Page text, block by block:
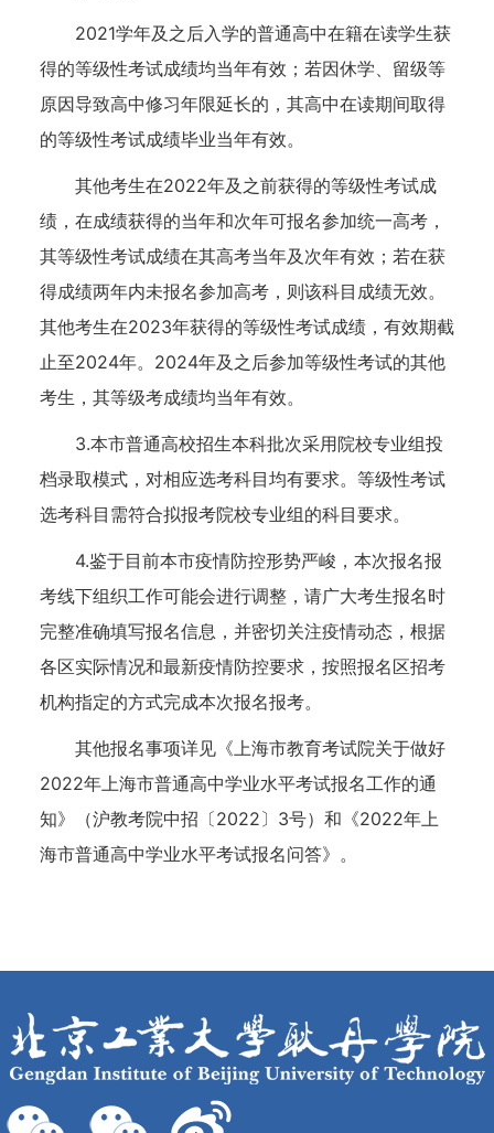
2021学年及之后入学的普通高中在籍在读学生获
得的等级性考试成绩均当年有效；若因休学、留级等
原因导致高中修习年限延长的，其高中在读期间取得
的等级性考试成绩毕业当年有效。
其他考生在2022年及之前获得的等级性考试成
绩，在成绩获得的当年和次年可报名参加统一高考，
其等级性考试成绩在其高考当年及次年有效；若在获
得成绩两年内未报名参加高考，则该科目成绩无效。
其他考生在2023年获得的等级性考试成绩，有效期截
止至2024年。2024年及之后参加等级性考试的其他
考生，其等级考成绩均当年有效。
3.本市普通高校招生本科批次采用院校专业组投
档录取模式，对相应选考科目均有要求。等级性考试
选考科目需符合拟报考院校专业组的科目要求。
4.鉴于目前本市疫情防控形势严峻，本次报名报
考线下组织工作可能会进行调整，请广大考生报名时
完整准确填写报名信息，并密切关注疫情动态，根据
各区实际情况和最新疫情防控要求，按照报名区招考
机构指定的方式完成本次报名报考。
其他报名事项详见《上海市教育考试院关于做好
2022年上海市普通高中学业水平考试报名工作的通
知》（沪教考院中招〔2022〕3号）和《2022年上
海市普通高中学业水平考试报名问答》。